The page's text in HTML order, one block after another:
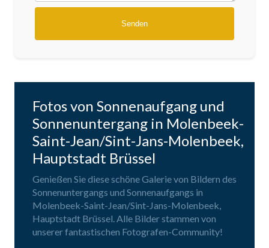
Fotos von Sonnenaufgang und
Sonnenuntergang in Molenbeek-
Saint-Jean/Sint-Jans-Molenbeek,
Hauptstadt Brüssel
Genießen Sie diese schöne Galerie von Bildern des
Sonnenuntergangs und Sonnenaufgangs in
Molenbeek-Saint-Jean/Sint-Jans-Molenbeek,
Hauptstadt Brüssel. Alle Bilder stammen von
unserer fantastischen Fotografen-Community!